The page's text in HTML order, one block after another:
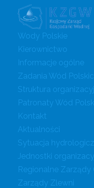
Wody Polskie
Kierownictwo
Informacje ogólne
Zadania Wód
Struktura
Patronaty Wód
Kontakt
Aktualności
Sytuacja
Jednostki
Regionalne
Zarządy Zlewni